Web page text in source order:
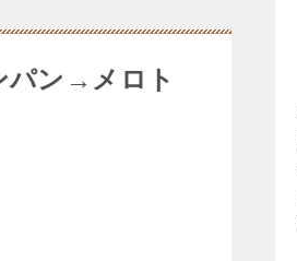
パン→メロト